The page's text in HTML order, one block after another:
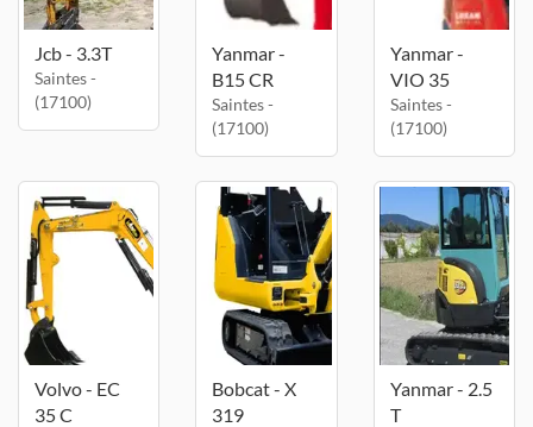
Jcb - 3.3T
Saintes -
(17100)
Yanmar -
B15 CR
Saintes -
(17100)
Yanmar -
VIO 35
Saintes -
(17100)
Volvo - EC
35 C
Bobcat - X
319
Yanmar - 2.5
T